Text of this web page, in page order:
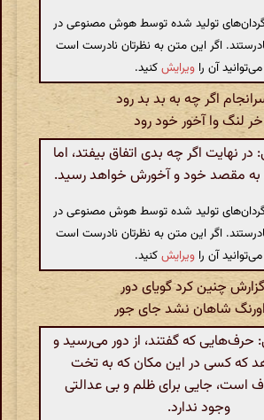
تولید شده توسط هوش مصنوعی در
اگر این متن به نظرتان نادرست است
می‌توانید آن را ویرایشکنید.
اگر چه به بد بد رود
خر لنگ وا آخور خود رود
نهایت اگر چه بدی اتفاق بیفتد، اما
به مقصد خود و آخورش خواهد رسید.
تولید شده توسط هوش مصنوعی در
اگر این متن به نظرتان نادرست است
می‌توانید آن را ویرایشکنید.
گزارش چنین کرد گویای دور
شاهان نشد جای جور
که گفتند، از دور می‌رسید و
که کسی در این مکان که به تخت
است، جایی برای ظلم و بی عدالتی
وجود ندارد.